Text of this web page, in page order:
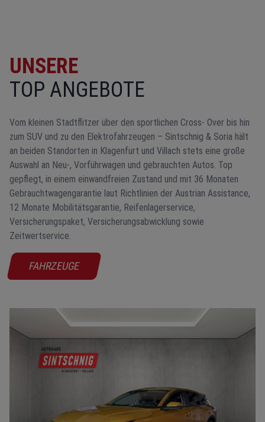
UNSERE
TOP ANGEBOTE
Vom kleinen Stadtflitzer über den sportlichen Cross- Over bis hin
zum SUV und zu den Elektrofahrzeugen – Sintschnig & Soria hält
an beiden Standorten in Klagenfurt und Villach stets eine große
Auswahl an Neu-, Vorführwagen und gebrauchten Autos. Top
gepflegt, in einem einwandfreien Zustand und mit 36 Monaten
Gebrauchtwagengarantie laut Richtlinien der Austrian Assistance,
12 Monate Mobilitätsgarantie, Reifenlagerservice,
Versicherungspaket, Versicherungsabwicklung sowie
Zeitwertservice.
FAHRZEUGE